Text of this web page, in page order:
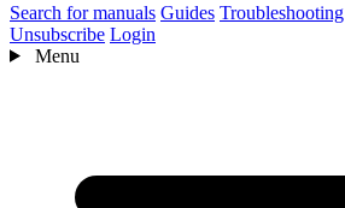
Search for manuals Guides Troubleshooting
Unsubscribe Login
Menu